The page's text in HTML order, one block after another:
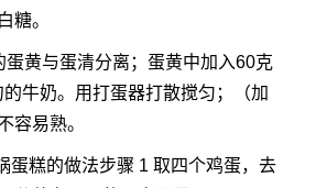
糖。
蛋黄与蛋清分离；蛋黄中加入60克
牛奶。用打蛋器打散搅匀；（加
容易熟。
蛋糕的做法步骤 1 取四个鸡蛋，去